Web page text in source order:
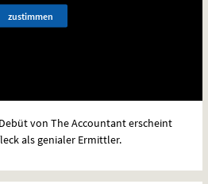
zustimmen
von The Accountant erscheint
als genialer Ermittler.